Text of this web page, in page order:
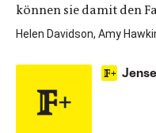
können sie damit den
Helen Davidson, Amy